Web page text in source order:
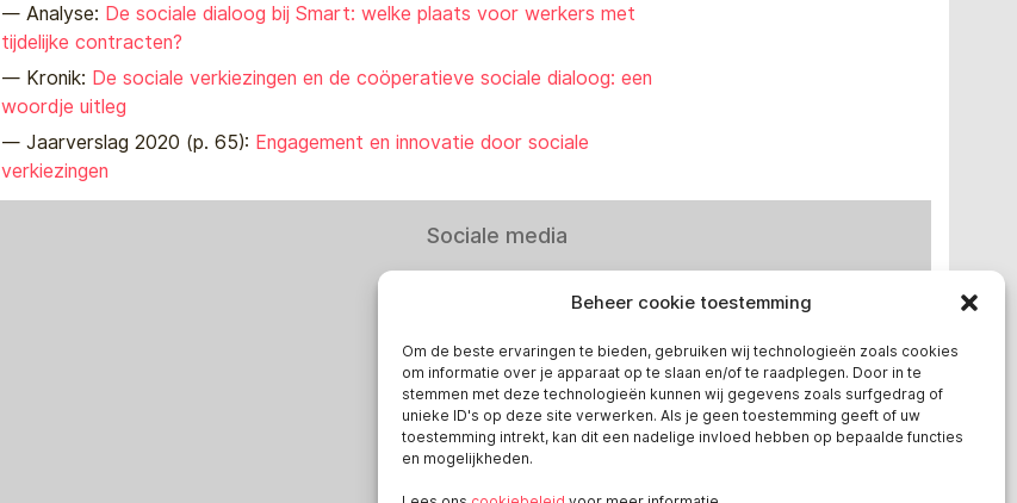
Beheer cookie toestemming
Om de beste ervaringen te bieden, gebruiken wij technologieën zoals cookies
om informatie over je apparaat op te slaan en/of te raadplegen. Door in te
stemmen met deze technologieën kunnen wij gegevens zoals surfgedrag of
unieke ID's op deze site verwerken. Als je geen toestemming geeft of uw
toestemming intrekt, kan dit een nadelige invloed hebben op bepaalde functies
en mogelijkheden.
Analyse: De sociale dialoog bij Smart: welke plaats voor werkers met
tijdelijke contracten?
Kronik: De sociale verkiezingen en de coöperatieve sociale dialoog: een
woordje uitleg
Jaarverslag 2020 (p. 65): Engagement en innovatie door sociale
verkiezingen
Sociale media
Smart in Europa
Deutschland
Italia